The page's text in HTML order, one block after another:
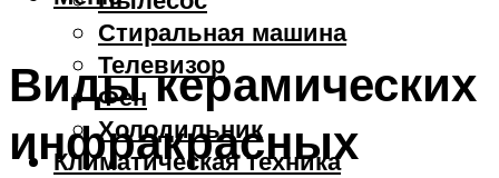
Стиральная машина
Телевизор
Фен
Холодильник
Климатическая техника
Виды керамических
инфракрасных